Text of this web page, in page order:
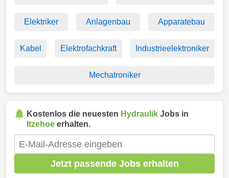
Elektriker Anlagenbau Apparatebau
Kabel Elektrofachkraft Industrieelektroniker
Mechatroniker
Kostenlos die neuesten Hydraulik Jobs in
Itzehoe erhalten.
Jetzt passende Jobs erhalten